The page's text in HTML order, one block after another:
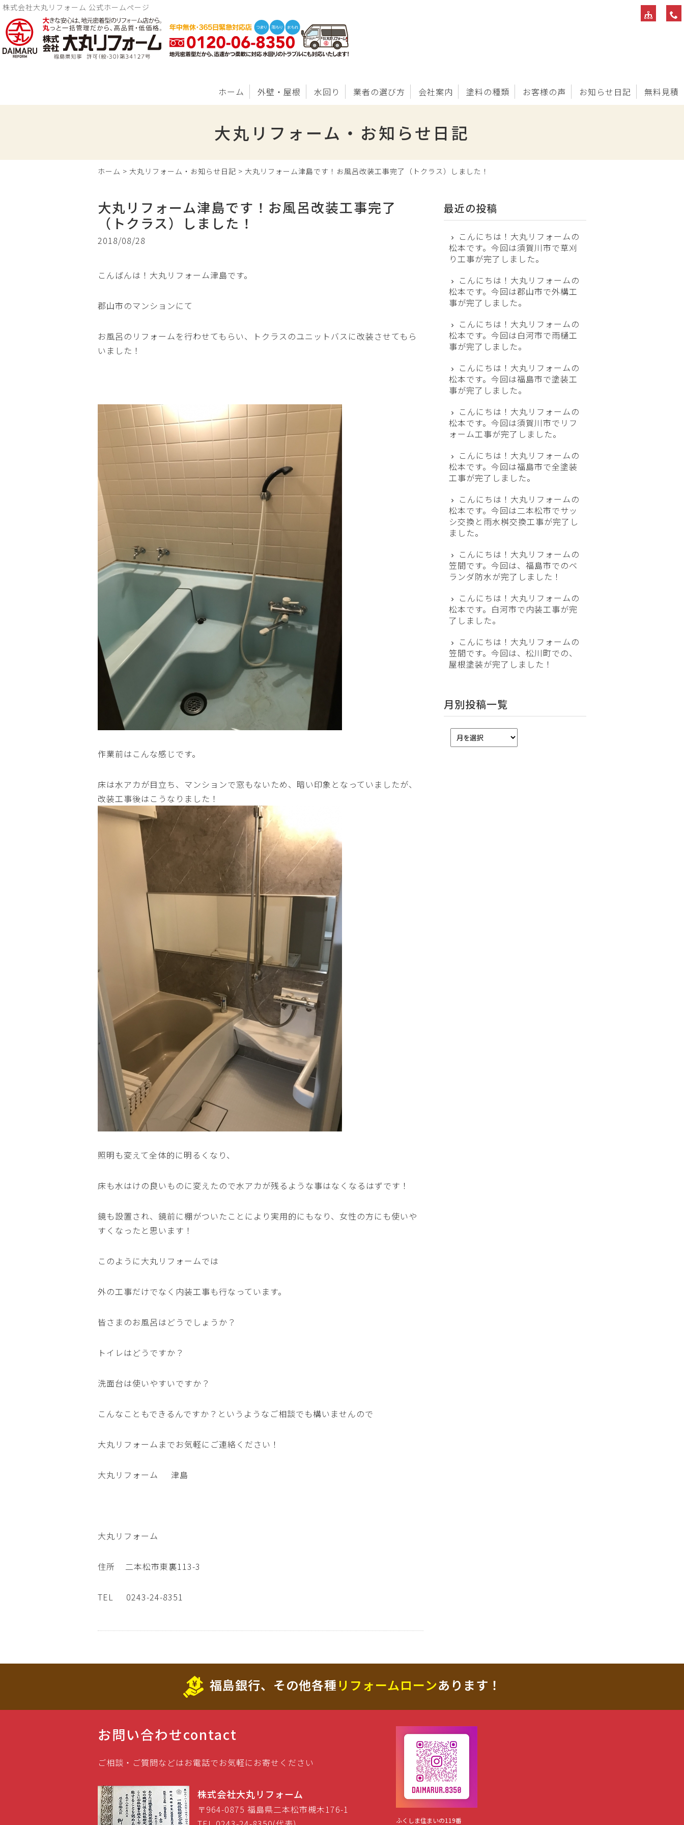
株式会社大丸リフォーム 公式ホームページ
ホーム 外壁・屋根 水回り 業者の選び方 会社案内 塗料の種類 お客様の声 お知らせ日記 無料見積
大丸リフォーム・お知らせ日記
ホーム > 大丸リフォーム・お知らせ日記 > 大丸リフォーム津島です！お風呂改装工事完了（トクラス）しました！
大丸リフォーム津島です！お風呂改装工事完了
（トクラス）しました！
2018/08/28
こんばんは！大丸リフォーム津島です。
郡山市のマンションにて
お風呂のリフォームを行わせてもらい、トクラスのユニットバスに改装させてもら
いました！
作業前はこんな感じです。
床は水アカが目立ち、マンションで窓もないため、暗い印象となっていましたが、
改装工事後はこうなりました！
照明も変えて全体的に明るくなり、
床も水はけの良いものに変えたので水アカが残るような事はなくなるはずです！
鏡も設置され、鏡前に棚がついたことにより実用的にもなり、女性の方にも使いや
すくなったと思います！
このように大丸リフォームでは
外の工事だけでなく内装工事も行なっています。
皆さまのお風呂はどうでしょうか？
トイレはどうですか？
洗面台は使いやすいですか？
こんなこともできるんですか？というようなご相談でも構いませんので
大丸リフォームまでお気軽にご連絡ください！
大丸リフォーム 津島
大丸リフォーム
住所 二本松市東裏113-3
TEL 0243-24-8351
最近の投稿
こんにちは！大丸リフォームの
松本です。今回は須賀川市で草刈
り工事が完了しました。
こんにちは！大丸リフォームの
松本です。今回は郡山市で外構工
事が完了しました。
こんにちは！大丸リフォームの
松本です。今回は白河市で雨樋工
事が完了しました。
こんにちは！大丸リフォームの
松本です。今回は福島市で塗装工
事が完了しました。
こんにちは！大丸リフォームの
松本です。今回は須賀川市でリフ
ォーム工事が完了しました。
こんにちは！大丸リフォームの
松本です。今回は福島市で全塗装
工事が完了しました。
こんにちは！大丸リフォームの
松本です。今回は二本松市でサッ
シ交換と雨水桝交換工事が完了し
ました。
こんにちは！大丸リフォームの
笠間です。今回は、福島市でのベ
ランダ防水が完了しました！
こんにちは！大丸リフォームの
松本です。白河市で内装工事が完
了しました。
こんにちは！大丸リフォームの
笠間です。今回は、松川町での、
屋根塗装が完了しました！
月別投稿一覧
福島銀行、その他各種 リフォームローンあります！
お問い合わせcontact
ご相談・ご質問などはお電話でお気軽にお寄せください
株式会社大丸リフォーム
〒964-0875 福島県二本松市槻木176-1
ふくしま住まいの119番